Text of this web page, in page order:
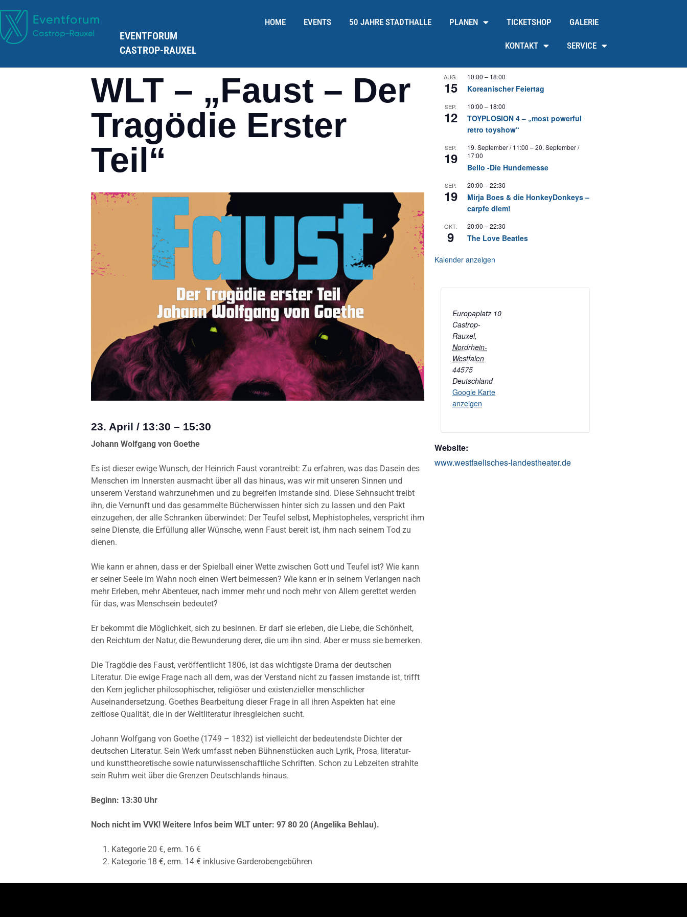
EVENTFORUM
CASTROP-RAUXEL
HOME EVENTS 50 JAHRE STADTHALLE PLANEN TICKETSHOP GALERIE
KONTAKT SERVICE
WLT – „Faust – Der
Tragödie Erster
Teil“
23. April / 13:30 – 15:30
Johann Wolfgang von Goethe
Es ist dieser ewige Wunsch, der Heinrich Faust vorantreibt: Zu erfahren, was das Dasein des
Menschen im Innersten ausmacht über all das hinaus, was wir mit unseren Sinnen und
unserem Verstand wahrzunehmen und zu begreifen imstande sind. Diese Sehnsucht treibt
ihn, die Vernunft und das gesammelte Bücherwissen hinter sich zu lassen und den Pakt
einzugehen, der alle Schranken überwindet: Der Teufel selbst, Mephistopheles, verspricht ihm
seine Dienste, die Erfüllung aller Wünsche, wenn Faust bereit ist, ihm nach seinem Tod zu
dienen.
Wie kann er ahnen, dass er der Spielball einer Wette zwischen Gott und Teufel ist? Wie kann
er seiner Seele im Wahn noch einen Wert beimessen? Wie kann er in seinem Verlangen nach
mehr Erleben, mehr Abenteuer, nach immer mehr und noch mehr von Allem gerettet werden
für das, was Menschsein bedeutet?
Er bekommt die Möglichkeit, sich zu besinnen. Er darf sie erleben, die Liebe, die Schönheit,
den Reichtum der Natur, die Bewunderung derer, die um ihn sind. Aber er muss sie bemerken.
Die Tragödie des Faust, veröffentlicht 1806, ist das wichtigste Drama der deutschen
Literatur. Die ewige Frage nach all dem, was der Verstand nicht zu fassen imstande ist, trifft
den Kern jeglicher philosophischer, religiöser und existenzieller menschlicher
Auseinandersetzung. Goethes Bearbeitung dieser Frage in all ihren Aspekten hat eine
zeitlose Qualität, die in der Weltliteratur ihresgleichen sucht.
Johann Wolfgang von Goethe (1749 – 1832) ist vielleicht der bedeutendste Dichter der
deutschen Literatur. Sein Werk umfasst neben Bühnenstücken auch Lyrik, Prosa, literatur-
und kunsttheoretische sowie naturwissenschaftliche Schriften. Schon zu Lebzeiten strahlte
sein Ruhm weit über die Grenzen Deutschlands hinaus.
Beginn: 13:30 Uhr
Noch nicht im VVK! Weitere Infos beim WLT unter: 97 80 20 (Angelika Behlau).
Kategorie 20 €, erm. 16 €
Kategorie 18 €, erm. 14 € inklusive Garderobengebühren
AUG.
15
10:00 – 18:00
Koreanischer Feiertag
SEP.
12
10:00 – 18:00
TOYPLOSION 4 – „most powerful
retro toyshow“
SEP.
19
19. September / 11:00 –20. September /
17:00
Bello -Die Hundemesse
SEP.
19
20:00 –22:30
Mirja Boes & die HonkeyDonkeys –
carpfe diem!
OKT.
9
20:00 –22:30
The Love Beatles
Kalender anzeigen
Europaplatz 10
Castrop-
Rauxel,
Nordrhein-
Westfalen
44575
Deutschland
Google Karte
anzeigen
Website:
www.westfaelisches-landestheater.de